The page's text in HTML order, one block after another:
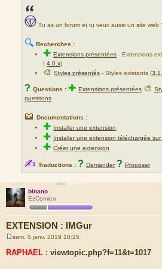
Tu as un forum et tu veux aussi un site web
🔍 Recherches :
✚Extensions présentées -Extensions
|4.0.x)
🎨Styles présentés - Styles existants (
? Questions : ✚ Extensions présentées 🎨
questions
📖 Documentations :
✚ Installer une extension
✚ Installer une extension téléchargée sur
✚Créer une extension
✍ Traductions : ? Demander ? Proposer
binano
EzComien
EXTENSION : IMGur
e
s
sam. 5 janv. 2019 10:25
RAPHAEL : viewtopic.php?f=11&t=1017